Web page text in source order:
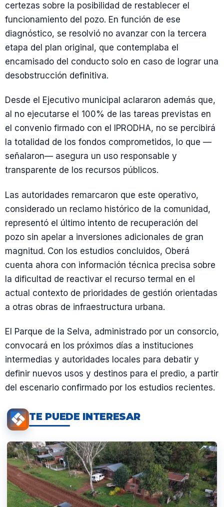
certezas sobre la posibilidad de restablecer el
funcionamiento del pozo. En función de ese
diagnóstico, se resolvió no avanzar con la tercera
etapa del plan original, que contemplaba el
encamisado del conducto solo en caso de lograr una
desobstrucción definitiva.
Desde el Ejecutivo municipal aclararon además que,
al no ejecutarse el 100% de las tareas previstas en
el convenio firmado con el IPRODHA, no se percibirá
la totalidad de los fondos comprometidos, lo que —
señalaron— asegura un uso responsable y
transparente de los recursos públicos.
Las autoridades remarcaron que este operativo,
considerado un reclamo histórico de la comunidad,
representó el último intento de recuperación del
pozo sin apelar a inversiones adicionales de gran
magnitud. Con los estudios concluidos, Oberá
cuenta ahora con información técnica precisa sobre
la dificultad de reactivar el recurso termal en el
actual contexto de prioridades de gestión orientadas
a otras obras de infraestructura urbana.
El Parque de la Selva, administrado por un consorcio,
convocará en los próximos días a instituciones
intermedias y autoridades locales para debatir y
definir nuevos usos y destinos para el predio, a partir
del escenario confirmado por los estudios recientes.
TE PUEDE INTERESAR